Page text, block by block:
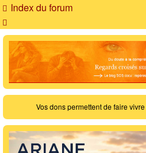
Index du forum
Vos dons permettent de faire